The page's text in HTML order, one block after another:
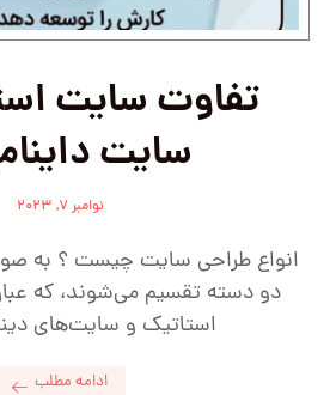
تفاوت سایت‌
سایت‌
نوامبر ۷, ۲۰۲۳
انواع طراحی سایت چیست ؟ به
دو دسته تقسیم می‌شوند، که
استاتیک و سایت‌های
ادامه مطلب